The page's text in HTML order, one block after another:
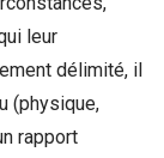
leur
délimité, il
(physique,
rapport